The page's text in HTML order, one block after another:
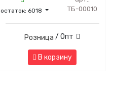
остаток: 6018
ТБ-00010
Розница / Опт
В корзину